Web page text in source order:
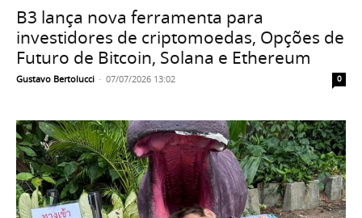
B3 lança nova ferramenta para
investidores de criptomoedas, Opções de
Futuro de Bitcoin, Solana e Ethereum
Gustavo Bertolucci - 07/07/2026 13:02 0